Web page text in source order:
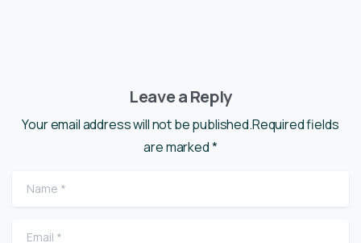
Leave a Reply
Your email address will not be published.Required fields
are marked *
Name
Email